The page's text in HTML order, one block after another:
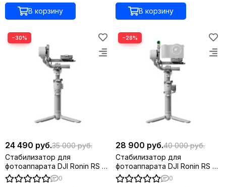
В корзину В корзину
−30%
24 490 руб.35 000 руб.
Стабилизатор для
фотоаппарата DJI Ronin RS 4
Mini
0
−28%
28 900 руб.40 000 руб.
Стабилизатор для
фотоаппарата DJI Ronin RS 4
Mini Combo
0